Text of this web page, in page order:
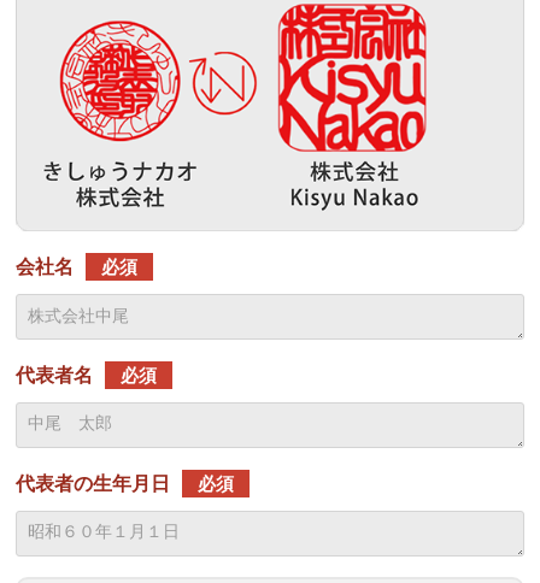
会社名 必須
代表者名 必須
代表者の生年月日 必須